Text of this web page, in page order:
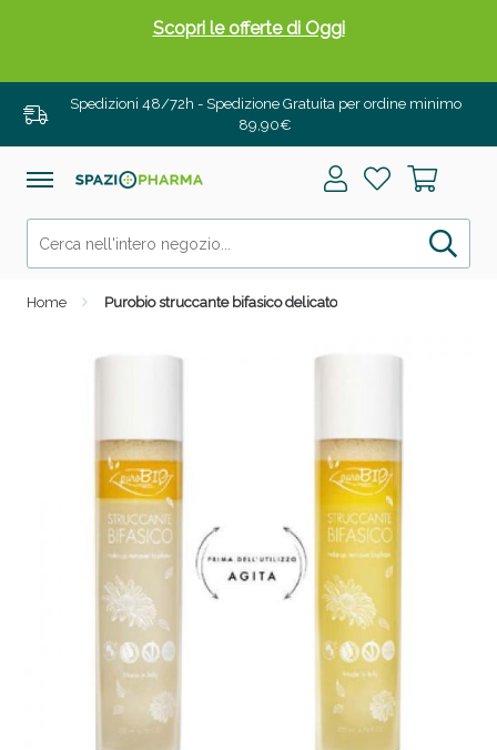
Spedizioni 48/72h - Spedizione Gratuita per ordine minimo
89,90€
Home Purobio struccante bifasico delicato
Scopri le offerte di Oggi